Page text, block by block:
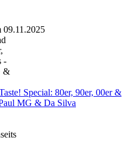
09.11.2025
Special: 80er, 90er, 00er &
MG & Da Silva